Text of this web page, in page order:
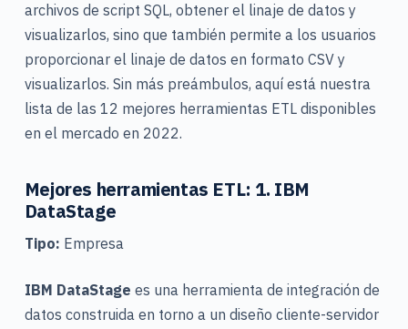
archivos de script SQL, obtener el linaje de datos y
visualizarlos, sino que también permite a los usuarios
proporcionar el linaje de datos en formato CSV y
visualizarlos. Sin más preámbulos, aquí está nuestra
lista de las 12 mejores herramientas ETL disponibles
en el mercado en 2022.
Mejores herramientas ETL: 1. IBM
DataStage
Tipo: Empresa
IBM DataStage es una herramienta de integración de
datos construida en torno a un diseño cliente-servidor